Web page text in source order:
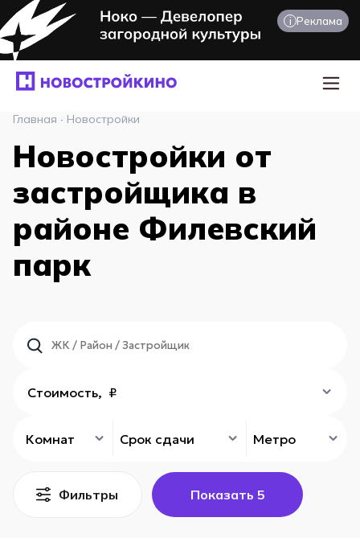
i Реклама
Главная · Новостройки
Новостройки от
застройщика в
районе Филевский
парк
Комнат
Стоимость, ₽
Срок сдачи Метро
Фильтры Показать 5